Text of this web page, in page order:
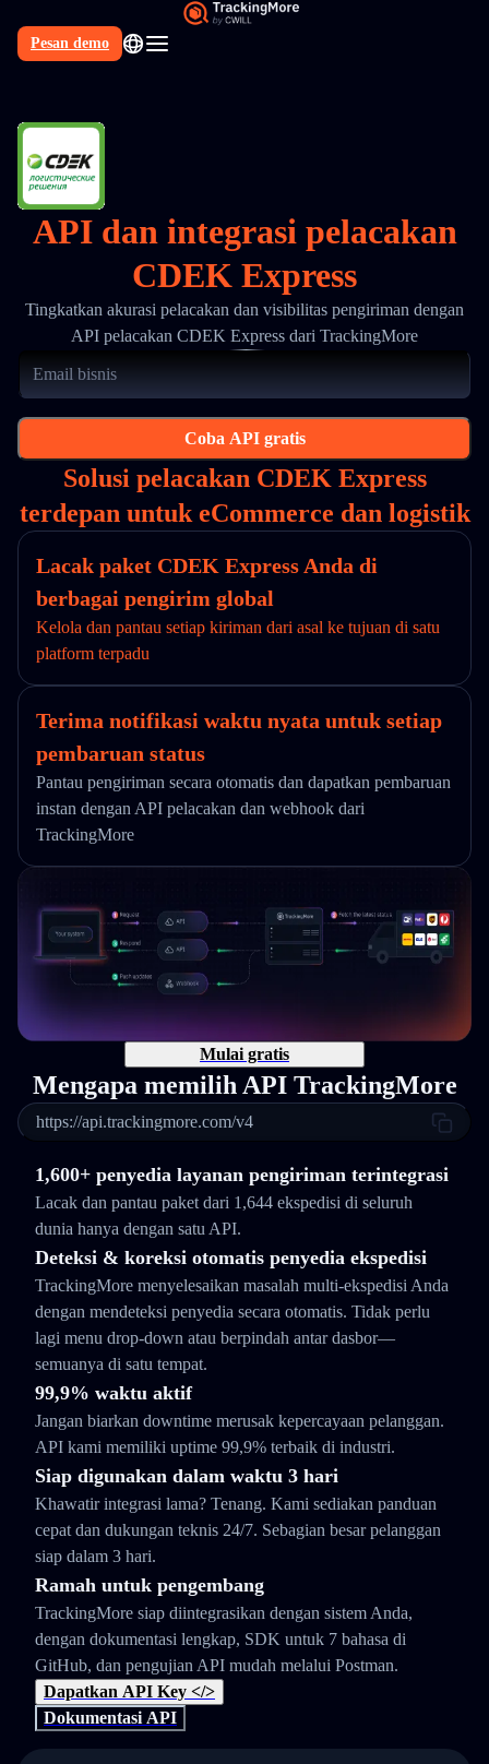
Pesan demo
API dan integrasi pelacakan
CDEK Express
Tingkatkan akurasi pelacakan dan visibilitas pengiriman dengan
API pelacakan CDEK Express dari TrackingMore
Coba API gratis
Solusi pelacakan CDEK Express
terdepan untuk eCommerce dan logistik
Lacak paket CDEK Express Anda di
berbagai pengirim global
Kelola dan pantau setiap kiriman dari asal ke tujuan di satu
platform terpadu
Terima notifikasi waktu nyata untuk setiap
pembaruan status
Pantau pengiriman secara otomatis dan dapatkan pembaruan
instan dengan API pelacakan dan webhook dari
TrackingMore
Mulai gratis
Mengapa memilih API TrackingMore
https://api.trackingmore.com/v4
1,600+ penyedia layanan pengiriman terintegrasi
Lacak dan pantau paket dari 1,644 ekspedisi di seluruh
dunia hanya dengan satu API.
Deteksi & koreksi otomatis penyedia ekspedisi
TrackingMore menyelesaikan masalah multi-ekspedisi Anda
dengan mendeteksi penyedia secara otomatis. Tidak perlu
lagi menu drop-down atau berpindah antar dasbor—
semuanya di satu tempat.
99,9% waktu aktif
Jangan biarkan downtime merusak kepercayaan pelanggan.
API kami memiliki uptime 99,9% terbaik di industri.
Siap digunakan dalam waktu 3 hari
Khawatir integrasi lama? Tenang. Kami sediakan panduan
cepat dan dukungan teknis 24/7. Sebagian besar pelanggan
siap dalam 3 hari.
Ramah untuk pengembang
TrackingMore siap diintegrasikan dengan sistem Anda,
dengan dokumentasi lengkap, SDK untuk 7 bahasa di
GitHub, dan pengujian API mudah melalui Postman.
Dapatkan API Key </>
Dokumentasi API